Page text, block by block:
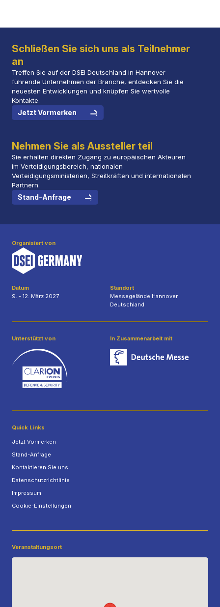
Schließen Sie sich uns als Teilnehmer
an
Treffen Sie auf der DSEI Deutschland in Hannover
führende Unternehmen der Branche, entdecken Sie die
neuesten Entwicklungen und knüpfen Sie wertvolle
Kontakte.
Jetzt Vormerken
Nehmen Sie als Aussteller teil
Sie erhalten direkten Zugang zu europäischen Akteuren
im Verteidigungsbereich, nationalen
Verteidigungsministerien, Streitkräften und internationalen
Partnern.
Stand-Anfrage
Organisiert von
Datum
9. - 12. März 2027
Standort
Messegelände Hannover
Deutschland
Unterstützt von In Zusammenarbeit mit
Quick Links
Jetzt Vormerken
Stand-Anfrage
Kontaktieren Sie uns
Datenschutzrichtlinie
Impressum
Cookie-Einstellungen
Veranstaltungsort